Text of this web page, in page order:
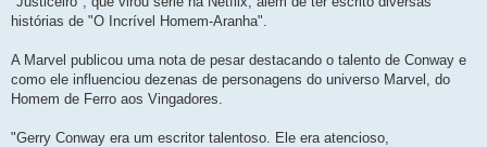
histórias de "O Incrível Homem-Aranha".
A Marvel publicou uma nota de pesar destacando o talento de Conway e
como ele influenciou dezenas de personagens do universo Marvel, do
Homem de Ferro aos Vingadores.
"Gerry Conway era um escritor talentoso. Ele era atencioso,